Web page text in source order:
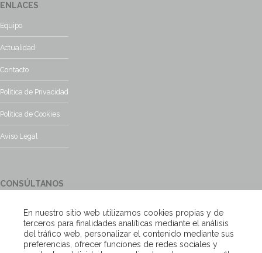
ENLACES
Equipo
Actualidad
Contacto
Política de Privacidad
Política de Cookies
Aviso Legal
CONSÚLTANOS
encantados
Escríbenos
En nuestro sitio web utilizamos cookies propias y de
terceros para finalidades analíticas mediante el análisis
del tráfico web, personalizar el contenido mediante sus
preferencias, ofrecer funciones de redes sociales y